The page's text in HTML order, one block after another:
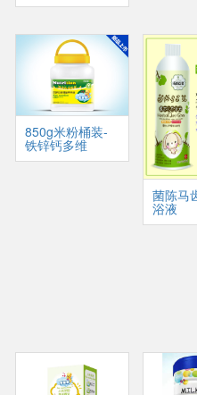
850g米粉桶装-
铁锌钙多维
菌陈马
浴液